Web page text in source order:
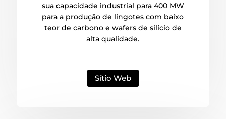
sua capacidade industrial para 400 MW
para a produção de lingotes com baixo
teor de carbono e wafers de silício de
alta qualidade.
Sítio Web